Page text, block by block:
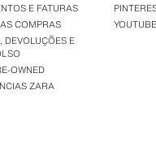
E FATURAS
COMPRAS
DEVOLUÇÕES E
OWNED
ZARA
YOUTUBE